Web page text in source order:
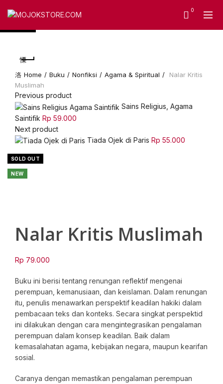
0
Home Buku Nonfiksi Agama & Spiritual
Nalar Kritis
Muslimah
Previous product
Sains Religius, Agama
Saintifik Rp 59.000
Next product
Tiada Ojek di Paris Rp 55.000
SOLD OUT
NEW
Click to enlarge
Nalar Kritis Muslimah
Rp 79.000
Buku ini berisi tentang renungan reflektif mengenai
perempuan, kemanusiaan, dan keislaman. Dalam renungan
itu, penulis menawarkan perspektif keadilan hakiki dalam
pembacaan teks dan konteks. Secara singkat perspektid
ini dilakukan dengan cara mengintegrasikan pengalaman
perempuan dalam konsep keadilan. Baik dalam
kemasalahatan agama, kebijakan negara, maupun kearifan
sosial.
Caranya dengan memastikan pengalaman perempuan
NEW
-20%
-20%
-20%
-20%
SOLD OUT
SOLD OUT
-50%
SOLD OUT
SOLD OUT
-50%